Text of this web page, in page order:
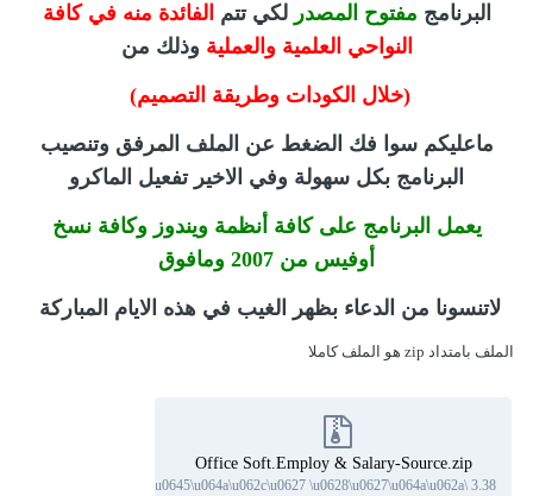
البرنامج مفتوح المصدر لكي تتم الفائدة منه في كافة
النواحي العلمية والعملية وذلك من
(خلال الكودات وطريقة التصميم)
ماعليكم سوا فك الضغط عن الملف المرفق وتنصيب
البرنامج بكل سهولة وفي الاخير تفعيل الماكرو
يعمل البرنامج على كافة أنظمة ويندوز وكافة نسخ
أوفيس من 2007 ومافوق
لاتنسونا من الدعاء بظهر الغيب في هذه الايام المباركة
الملف بامتداد zip هو الملف كاملا
Office Soft.Employ & Salary-Source.zip
3.38 \u0645\u064a\u062c\u0627 \u0628\u0627\u064a\u062a
·